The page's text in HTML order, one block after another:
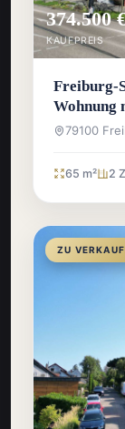
374.500
KAUFPREIS
Freiburg-
Wohnung
79100
65 m² 2
ZU